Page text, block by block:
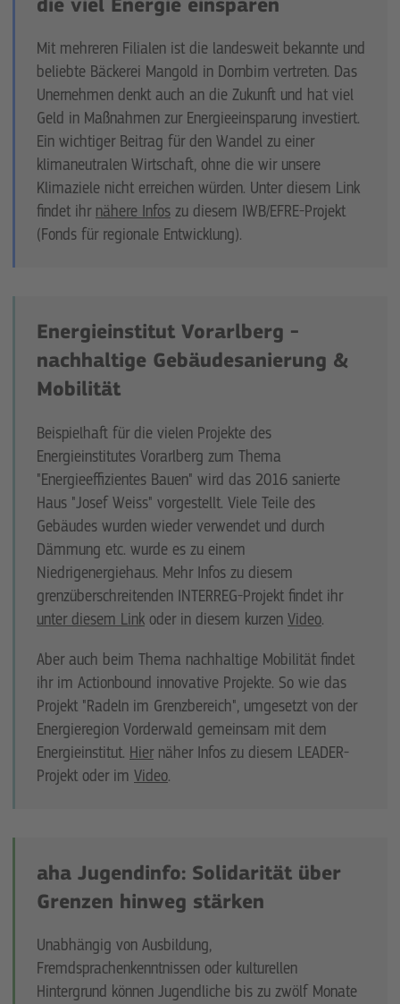
Mit mehreren Filialen ist die landesweit bekannte und
beliebte Bäckerei Mangold in Dornbirn vertreten. Das
Unernehmen denkt auch an die Zukunft und hat viel
Geld in Maßnahmen zur Energieeinsparung investiert.
Ein wichtiger Beitrag für den Wandel zu einer
klimaneutralen Wirtschaft, ohne die wir unsere
Klimaziele nicht erreichen würden. Unter diesem Link
findet ihr nähere Infos zu diesem IWB/EFRE-Projekt
(Fonds für regionale Entwicklung).
Energieinstitut Vorarlberg -
nachhaltige Gebäudesanierung &
Mobilität
Beispielhaft für die vielen Projekte des
Energieinstitutes Vorarlberg zum Thema
"Energieeffizientes Bauen" wird das 2016 sanierte
Haus "Josef Weiss" vorgestellt. Viele Teile des
Gebäudes wurden wieder verwendet und durch
Dämmung etc. wurde es zu einem
Niedrigenergiehaus. Mehr Infos zu diesem
grenzüberschreitenden INTERREG-Projekt findet ihr
unter diesem Link oder in diesem kurzen Video.
Aber auch beim Thema nachhaltige Mobilität findet
ihr im Actionbound innovative Projekte. So wie das
Projekt "Radeln im Grenzbereich", umgesetzt von der
Energieregion Vorderwald gemeinsam mit dem
Energieinstitut. Hiernäher Infos zu diesem LEADER-
Projekt oder im Video.
aha Jugendinfo: Solidarität über
Grenzen hinweg stärken
Unabhängig von Ausbildung,
Fremdsprachenkenntnissen oder kulturellen
Hintergrund können Jugendliche bis zu zwölf Monate